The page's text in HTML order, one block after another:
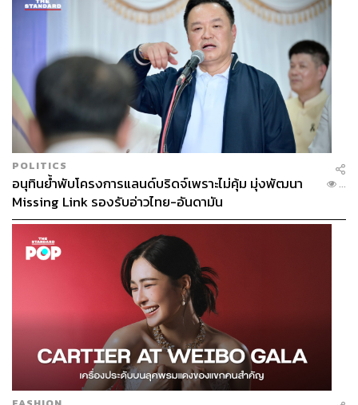
POLITICS
อนุทินย้ำพับโครงการแลนด์บริดจ์เพราะไม่คุ้ม มุ่งพัฒนา
Missing Link รองรับอ่าวไทย-อันดามัน
...